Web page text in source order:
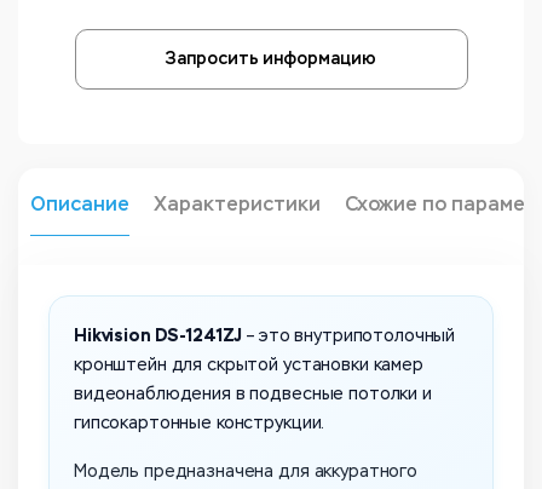
Запросить информацию
Описание Характеристики Схожие по
Hikvision DS-1241ZJ – это внутрипотолочный
кронштейн для скрытой установки камер
видеонаблюдения в подвесные потолки и
гипсокартонные конструкции.
Модель предназначена для аккуратного